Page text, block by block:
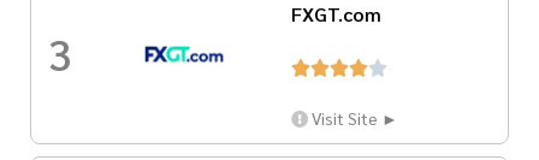
3
FXGT.com

Visit Site ►